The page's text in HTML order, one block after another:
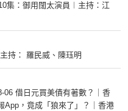
集：御用闊太演員︱主持：江
持： 羅民威、陳珏明
06 借日元買美債有著數？｜香
App，竟成「狼來了」？｜香港